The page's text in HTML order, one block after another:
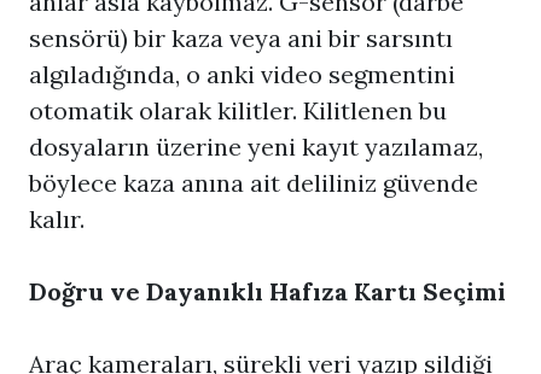
sensörü) bir kaza veya ani bir sarsıntı
algıladığında, o anki video segmentini
otomatik olarak kilitler. Kilitlenen bu
dosyaların üzerine yeni kayıt yazılamaz,
böylece kaza anına ait deliliniz güvende
kalır.
Doğru ve Dayanıklı Hafıza Kartı Seçimi
Araç kameraları, sürekli veri yazıp sildiği